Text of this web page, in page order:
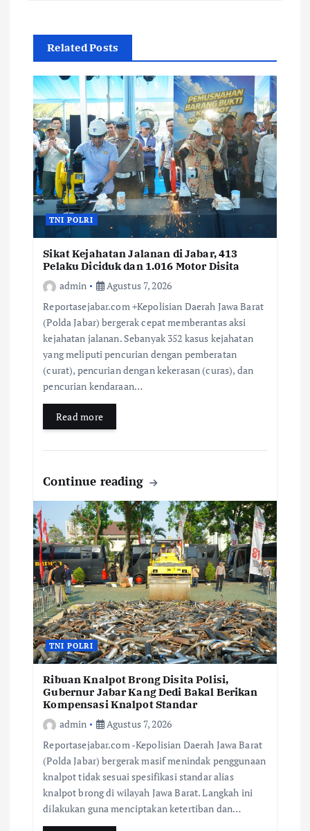
Related Posts
TNI POLRI
Sikat Kejahatan Jalanan di Jabar, 413
Pelaku Diciduk dan 1.016 Motor Disita
admin
Agustus 7, 2026
Reportasejabar.com +Kepolisian Daerah Jawa Barat
(Polda Jabar) bergerak cepat memberantas aksi
kejahatan jalanan. Sebanyak 352 kasus kejahatan
yang meliputi pencurian dengan pemberatan
(curat), pencurian dengan kekerasan (curas), dan
pencurian kendaraan…
Read more
Continue reading
TNI POLRI
Ribuan Knalpot Brong Disita Polisi,
Gubernur Jabar Kang Dedi Bakal Berikan
Kompensasi Knalpot Standar
admin
Agustus 7, 2026
Reportasejabar.com -Kepolisian Daerah Jawa Barat
(Polda Jabar) bergerak masif menindak penggunaan
knalpot tidak sesuai spesifikasi standar alias
knalpot brong di wilayah Jawa Barat. Langkah ini
dilakukan guna menciptakan ketertiban dan…